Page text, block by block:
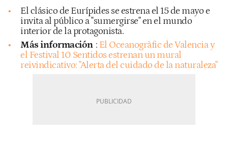
El clásico de Eurípides se estrena el 15 de mayo e
invita al público a "sumergirse" en el mundo
interior de la protagonista.
Más información : El Oceanogràfic de Valencia y
el Festival 10 Sentidos estrenan un mural
reivindicativo: "Alerta del cuidado de la naturaleza"